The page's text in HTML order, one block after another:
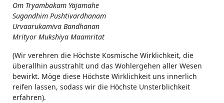
Om Tryambakam Yajamahe
Sugandhim Pushtivardhanam
Urvaarukamiva Bandhanan
Mrityor Mukshiya Maamritat
(Wir verehren die Höchste Kosmische Wirklichkeit, die
überallhin ausstrahlt und das Wohlergehen aller Wesen
bewirkt. Möge diese Höchste Wirklichkeit uns innerlich
reifen lassen, sodass wir die Höchste Unsterblichkeit
erfahren).